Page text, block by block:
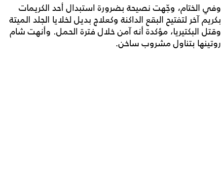
وفي الختام، وجّهت نصيحة بضرورة استبدال أحد الكريمات
بكريم آخر لتفتيح البقع الداكنة وكعلاج بديل لخلايا الجلد الميتة
وقتل البكتيريا، مؤكدة أنه آمن خلال فترة الحمل. وأنهت شام
روتينها بتناول مشروب ساخن.